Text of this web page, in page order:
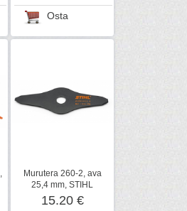
Osta
Murutera 260-2, ava
25,4 mm, STIHL
15.20 €